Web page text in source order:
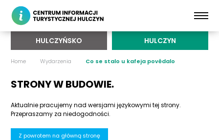
HULCZYŃSKO HULCZYN
Home Wydarzenia Co se stalo u kafeja povědalo
STRONY W BUDOWIE.
Aktualnie pracujemy nad wersjami językowymi tej strony.
Przepraszamy za niedogodności.
Z powrotem na główną stronę